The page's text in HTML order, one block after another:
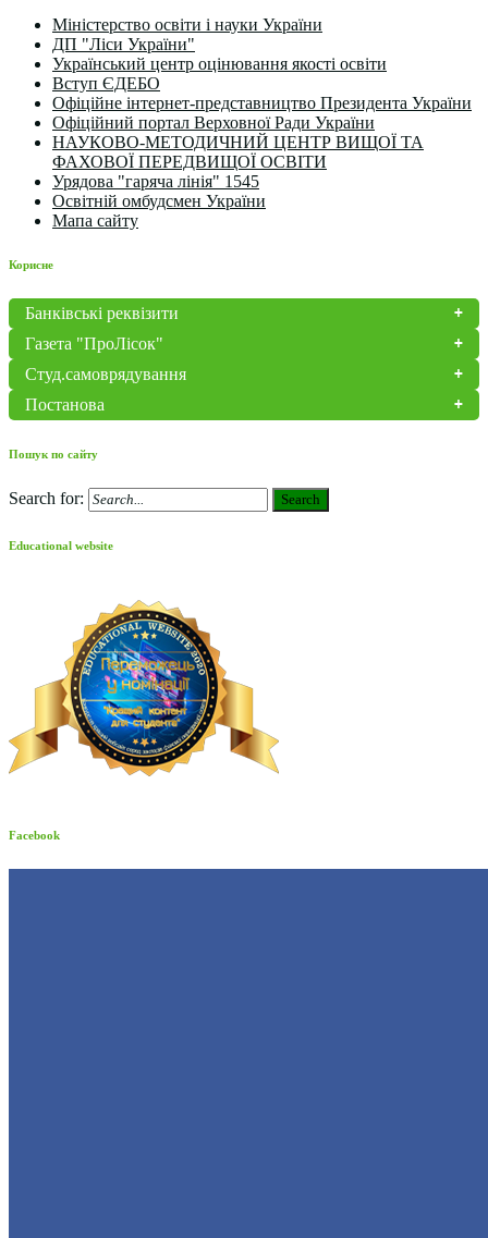
Міністерство освіти і науки України
ДП "Ліси України"
Український центр оцінювання якості освіти
Вступ ЄДЕБО
Офіційне інтернет-представництво Президента України
Офіційний портал Верховної Ради України
НАУКОВО-МЕТОДИЧНИЙ ЦЕНТР ВИЩОЇ ТА
ФАХОВОЇ ПЕРЕДВИЩОЇ ОСВІТИ
Урядова "гаряча лінія" 1545
Освітній омбудсмен України
Мапа сайту
Корисне
Банківські реквізити
Газета "ПроЛісок"
Студ.самоврядування
Постанова
Пошук по сайту
Search for: Search
Educational website
Facebook